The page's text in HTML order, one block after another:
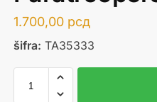
1.700,00 рсд
šifra: TA35333